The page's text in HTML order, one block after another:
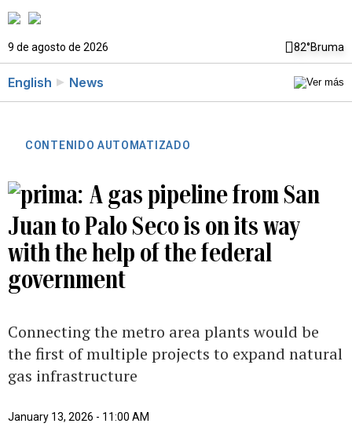
9 de agosto de 2026 82°Bruma
English News
CONTENIDO AUTOMATIZADO
A gas pipeline from San
Juan to Palo Seco is on its way
with the help of the federal
government
Connecting the metro area plants would be
the first of multiple projects to expand natural
gas infrastructure
January 13, 2026 - 11:00 AM